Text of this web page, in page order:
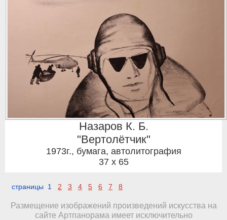
Назаров К. Б.
"Вертолётчик"
1973г., бумага, автолитография
37 x 65
страницы 1 2 3 4 5 6 7 8
Размещение изображений произведений искусства на
сайте Артпанорама имеет исключительно